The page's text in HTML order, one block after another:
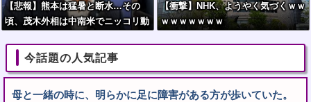
【悲報】熊本は猛暑と断水…その
頃、茂木外相は中南米でニッコリ動
【衝撃】NHK、ようやく気づくｗｗ
ｗｗｗｗｗｗｗ
今話題の人気記事
母と一緒の時に、明らかに足に障害がある方が歩いていた。